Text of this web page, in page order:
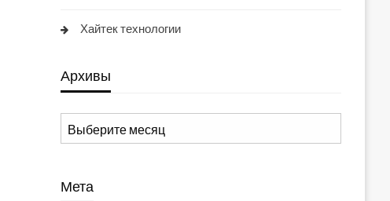
Хайтек технологии
Архивы
Архивы
Мета